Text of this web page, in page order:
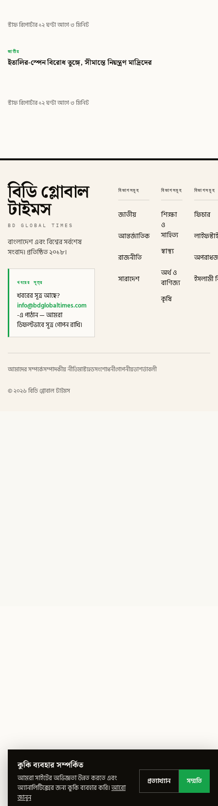
স্টাফ রিপোর্টার·১২ ঘণ্টা আগে·৩ মিনিট
বিডি
বিডি গ্লোবাল টাইমস
জাতীয়
ইতালির-স্পেন বিরোধ তুঙ্গে, সীমান্তে নিয়ন্ত্রণ মাদ্রিদের
স্টাফ রিপোর্টার·১২ ঘণ্টা আগে·৩ মিনিট
বিডি গ্লোবাল
টাইমস
BD GLOBAL TIMES
বাংলাদেশ এবং বিশ্বের সর্বশেষ
সংবাদ। প্রতিষ্ঠিত ২০১৮।
খবরের সূত্র
খবরের সূত্র আছে?
info@bdglobaltimes.com
-এ পাঠান — আমরা
ডিফল্টভাবে সূত্র গোপন রাখি।
বিভাগসমূহ
জাতীয়
আন্তর্জাতিক
রাজনীতি
সারাদেশ
বিভাগসমূহ
শিক্ষা
ও
সাহিত্য
স্বাস্থ্য
অর্থ ও
বাণিজ্য
কৃষি
বিভাগসমূহ
ফিচার
ইসলামী
আমাদের সম্পর্কেসম্পাদকীয় নীতিমাস্টহেডসংশোধনীগোপনীয়তাশর্তাবলী
©২০২৬ বিডি গ্লোবাল টাইমস
কুকি ব্যবহার সম্পর্কিত
আমরা সাইটের অভিজ্ঞতা উন্নত করতে এবং
অ্যানালিটিক্সের জন্য কুকি ব্যবহার করি।আরো
জানুন
প্রত্যাখ্যান সম্মতি